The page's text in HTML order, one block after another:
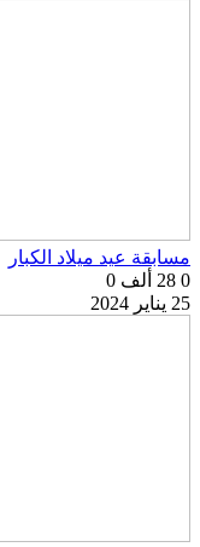
مسابقة عيد ميلاد الكبار
0 28 ألف
0
25 يناير 2024